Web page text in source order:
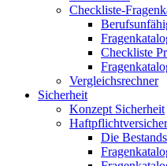
Checkliste-
Checkliste
Vergleichsrechner
Sicherheit
Konzept Sicherheit
Die